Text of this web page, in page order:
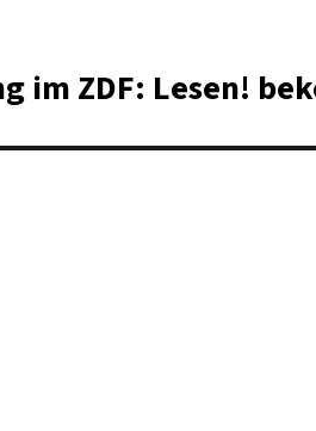
im ZDF: Lesen!